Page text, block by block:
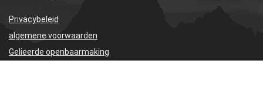
Privacybeleid
algemene voorwaarden
Gelieerde openbaarmaking